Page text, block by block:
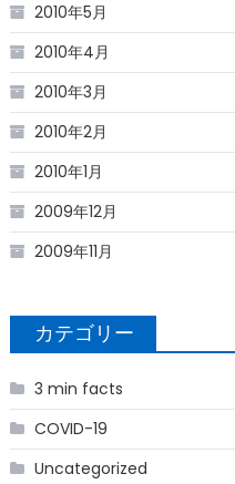
2010年5月
2010年4月
2010年3月
2010年2月
2010年1月
2009年12月
2009年11月
カテゴリー
3 min facts
COVID-19
Uncategorized